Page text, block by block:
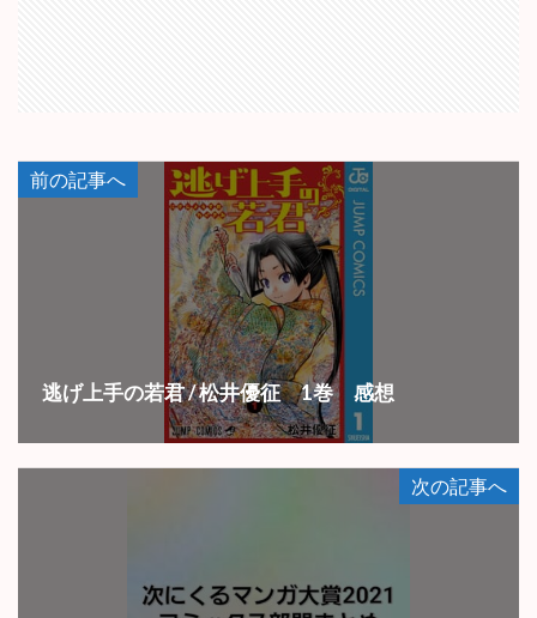
前の記事へ
逃げ上手の若君 / 松井優征 1巻 感想
次の記事へ